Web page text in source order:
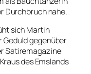
Durchbruch nahe.
sich Martin
gegenüber
Satiremagazine
des Emslands